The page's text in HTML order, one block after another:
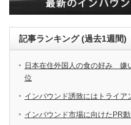
記事ランキング (過去1週間)
日本在住外国人の食の好み 嫌
位
インバウンド誘致にはトライ
インバウンド市場に向けたPR